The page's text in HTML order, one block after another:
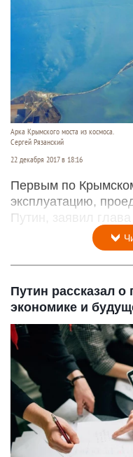
Арка Крымского моста из космоса.
Сергей Рязанский
22 декабря 2017 в 18:16
Первым по
эксплуатацию,
Путин, заявил
Путин рассказал
экономике и